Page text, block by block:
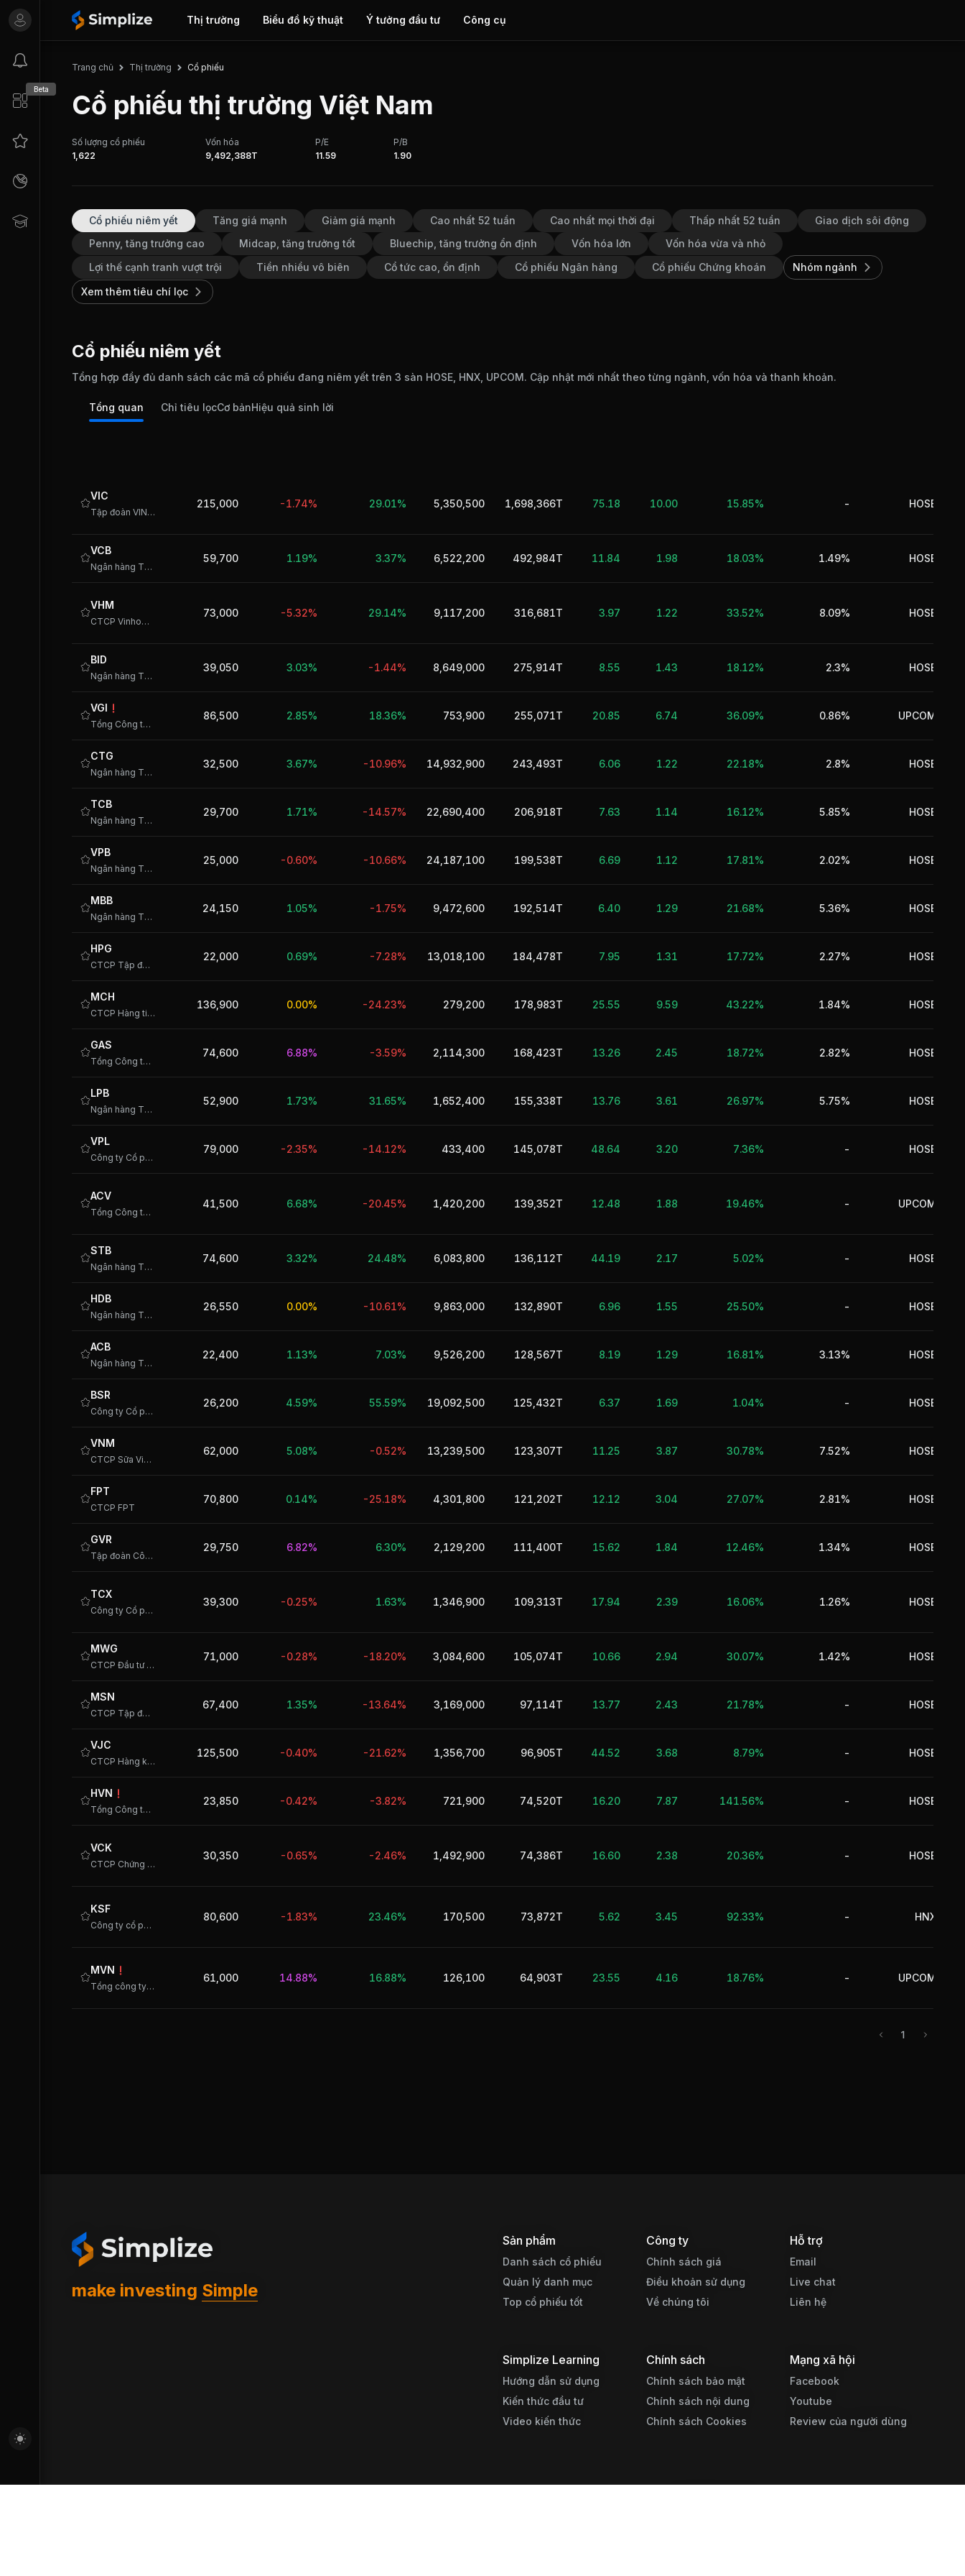
Thị trường Biểu đồ kỹ thuật Ý tưởng đầu tư Công cụ
Beta
Trang chủ Thị trường Cổ phiếu
Cổ phiếu thị trường Việt Nam
Số lượng cổ phiếu
1,622
Vốn hóa
9,492,388T
P/E
11.59
P/B
1.90
Cổ phiếu niêm yết Tăng giá mạnh Giảm giá mạnh Cao nhất 52 tuần Cao nhất mọi thời đại Thấp nhất 52 tuần
Giao dịch sôi động
Penny, tăng trưởng cao
Midcap, tăng trưởng tốt Bluechip, tăng trưởng ổn định Vốn hóa lớn
Vốn hóa vừa và nhỏ
Lợi thế cạnh tranh vượt trội
Tiền nhiều vô biên Cổ tức cao, ổn định Cổ phiếu Ngân hàng Cổ phiếu Chứng khoán
Nhóm ngành
Xem thêm tiêu chí lọc
Cổ phiếu niêm yết
Tổng hợp đầy đủ danh sách các mã cổ phiếu đang niêm yết trên 3 sàn HOSE, HNX, UPCOM. Cập nhật mới nhất theo từng ngành, vốn hóa và thanh khoản.
Tổng quan Chỉ tiêu lọcCơ bảnHiệu quả sinh lời
VIC
Tập đoàn VINGROUP - CTCP
215,000 -1.74% 29.01% 5,350,500 1,698,366T 75.18 10.00 15.85% - HOSE
VCB
Ngân hàng TMCP Ngoại thương Việt Nam
59,700 1.19% 3.37% 6,522,200 492,984T 11.84 1.98 18.03% 1.49% HOSE
VHM
CTCP Vinhomes
73,000 -5.32% 29.14% 9,117,200 316,681T 3.97 1.22 33.52% 8.09% HOSE
BID
Ngân hàng TMCP Đầu tư và Phát triển Việt Nam
39,050 3.03% -1.44% 8,649,000 275,914T 8.55 1.43 18.12% 2.3% HOSE
VGI
Tổng Công ty cổ phần Đầu tư Quốc tế Viettel
86,500 2.85% 18.36% 753,900 255,071T 20.85 6.74 36.09% 0.86% UPCOM
CTG
Ngân hàng TMCP Công Thương Việt Nam
32,500 3.67% -10.96% 14,932,900 243,493T 6.06 1.22 22.18% 2.8% HOSE
TCB
Ngân hàng TMCP Kỹ thương Việt Nam
29,700 1.71% -14.57% 22,690,400 206,918T 7.63 1.14 16.12% 5.85% HOSE
VPB
Ngân hàng TMCP Việt Nam Thịnh Vượng
25,000 -0.60% -10.66% 24,187,100 199,538T 6.69 1.12 17.81% 2.02% HOSE
MBB
Ngân hàng TMCP Quân đội
24,150 1.05% -1.75% 9,472,600 192,514T 6.40 1.29 21.68% 5.36% HOSE
HPG
CTCP Tập đoàn Hòa Phát
22,000 0.69% -7.28% 13,018,100 184,478T 7.95 1.31 17.72% 2.27% HOSE
MCH
CTCP Hàng tiêu dùng Masan
136,900 0.00% -24.23% 279,200 178,983T 25.55 9.59 43.22% 1.84% HOSE
GAS
Tổng Công ty Khí Việt Nam - CTCP
74,600 6.88% -3.59% 2,114,300 168,423T 13.26 2.45 18.72% 2.82% HOSE
LPB
Ngân hàng TMCP Lộc Phát Việt Nam
52,900 1.73% 31.65% 1,652,400 155,338T 13.76 3.61 26.97% 5.75% HOSE
VPL
Công ty Cổ phần Vinpearl
79,000 -2.35% -14.12% 433,400 145,078T 48.64 3.20 7.36% - HOSE
ACV
Tổng Công ty Cảng Hàng không Việt Nam - CTCP
41,500 6.68% -20.45% 1,420,200 139,352T 12.48 1.88 19.46% - UPCOM
STB
Ngân hàng TMCP Sài Gòn Tài Lộc
74,600 3.32% 24.48% 6,083,800 136,112T 44.19 2.17 5.02% - HOSE
HDB
Ngân hàng TMCP Phát triển Thành phố Hồ Chí Minh
26,550 0.00% -10.61% 9,863,000 132,890T 6.96 1.55 25.50% - HOSE
ACB
Ngân hàng TMCP Á Châu
22,400 1.13% 7.03% 9,526,200 128,567T 8.19 1.29 16.81% 3.13% HOSE
BSR
Công ty Cổ phần Lọc hóa dầu Bình Sơn
26,200 4.59% 55.59% 19,092,500 125,432T 6.37 1.69 1.04% - HOSE
VNM
CTCP Sữa Việt Nam
62,000 5.08% -0.52% 13,239,500 123,307T 11.25 3.87 30.78% 7.52% HOSE
FPT
CTCP FPT
70,800 0.14% -25.18% 4,301,800 121,202T 12.12 3.04 27.07% 2.81% HOSE
GVR
Tập đoàn Công nghiệp Cao su Việt Nam - CTCP
29,750 6.82% 6.30% 2,129,200 111,400T 15.62 1.84 12.46% 1.34% HOSE
TCX
Công ty Cổ phần Chứng khoán Kỹ Thương
39,300 -0.25% 1.63% 1,346,900 109,313T 17.94 2.39 16.06% 1.26% HOSE
MWG
CTCP Đầu tư Thế giới Di động
71,000 -0.28% -18.20% 3,084,600 105,074T 10.66 2.94 30.07% 1.42% HOSE
MSN
CTCP Tập đoàn Masan
67,400 1.35% -13.64% 3,169,000 97,114T 13.77 2.43 21.78% - HOSE
VJC
CTCP Hàng không Vietjet
125,500 -0.40% -21.62% 1,356,700 96,905T 44.52 3.68 8.79% - HOSE
HVN
Tổng Công ty Hàng không Việt Nam - CTCP
23,850 -0.42% -3.82% 721,900 74,520T 16.20 7.87 141.56% - HOSE
VCK
CTCP Chứng khoán VPS
30,350 -0.65% -2.46% 1,492,900 74,386T 16.60 2.38 20.36% - HOSE
KSF
Công ty cổ phần Tập đoàn Sunshine
80,600 -1.83% 23.46% 170,500 73,872T 5.62 3.45 92.33% - HNX
MVN
Tổng công ty Hàng hải Việt Nam - CTCP
61,000 14.88% 16.88% 126,100 64,903T 23.55 4.16 18.76% - UPCOM
1
make investing Simple
Sản phẩm
Danh sách cổ phiếu
Quản lý danh mục
Top cổ phiếu tốt
Công ty
Chính sách giá
Điều khoản sử dụng
Về chúng tôi
Hỗ trợ
Email
Live chat
Liên hệ
Simplize Learning
Hướng dẫn sử dụng
Kiến thức đầu tư
Video kiến thức
Chính sách
Chính sách bảo mật
Chính sách nội dung
Chính sách Cookies
Mạng xã hội
Facebook
Youtube
Review của người dùng